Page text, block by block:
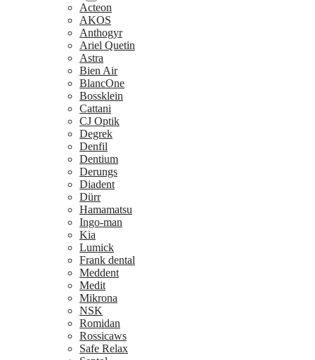
Acteon
AKOS
Anthogyr
Ariel Quetin
Astra
Bien Air
BlancOne
Bossklein
Cattani
CJ Optik
Degrek
Denfil
Dentium
Derungs
Diadent
Dürr
Hamamatsu
Ingo-man
Kia
Lumick
Frank dental
Meddent
Medit
Mikrona
NSK
Romidan
Rossicaws
Safe Relax